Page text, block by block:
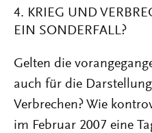
4. KRIEG UND
EIN SONDERFALL?
Gelten die
auch für die
Verbrechen? Wie
im Februar 2007 eine